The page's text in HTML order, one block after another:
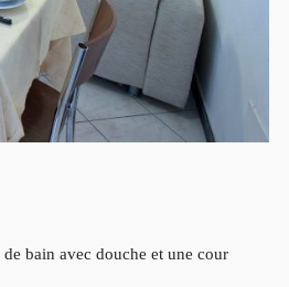
bain avec douche et une cour